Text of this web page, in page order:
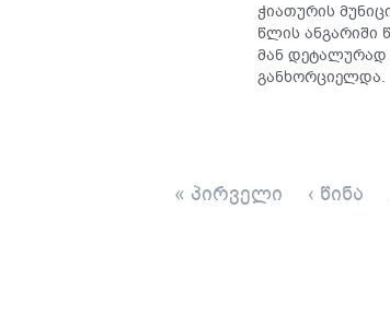
ჭიათურის
წლის ანგარიში
მან დეტალურად
განხორციელდა.
« პირველი ‹ წინა